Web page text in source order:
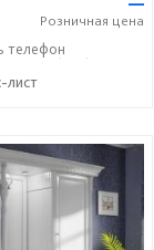
Розничная цена
☎+7 (928) 158-33-84
телефон
лист